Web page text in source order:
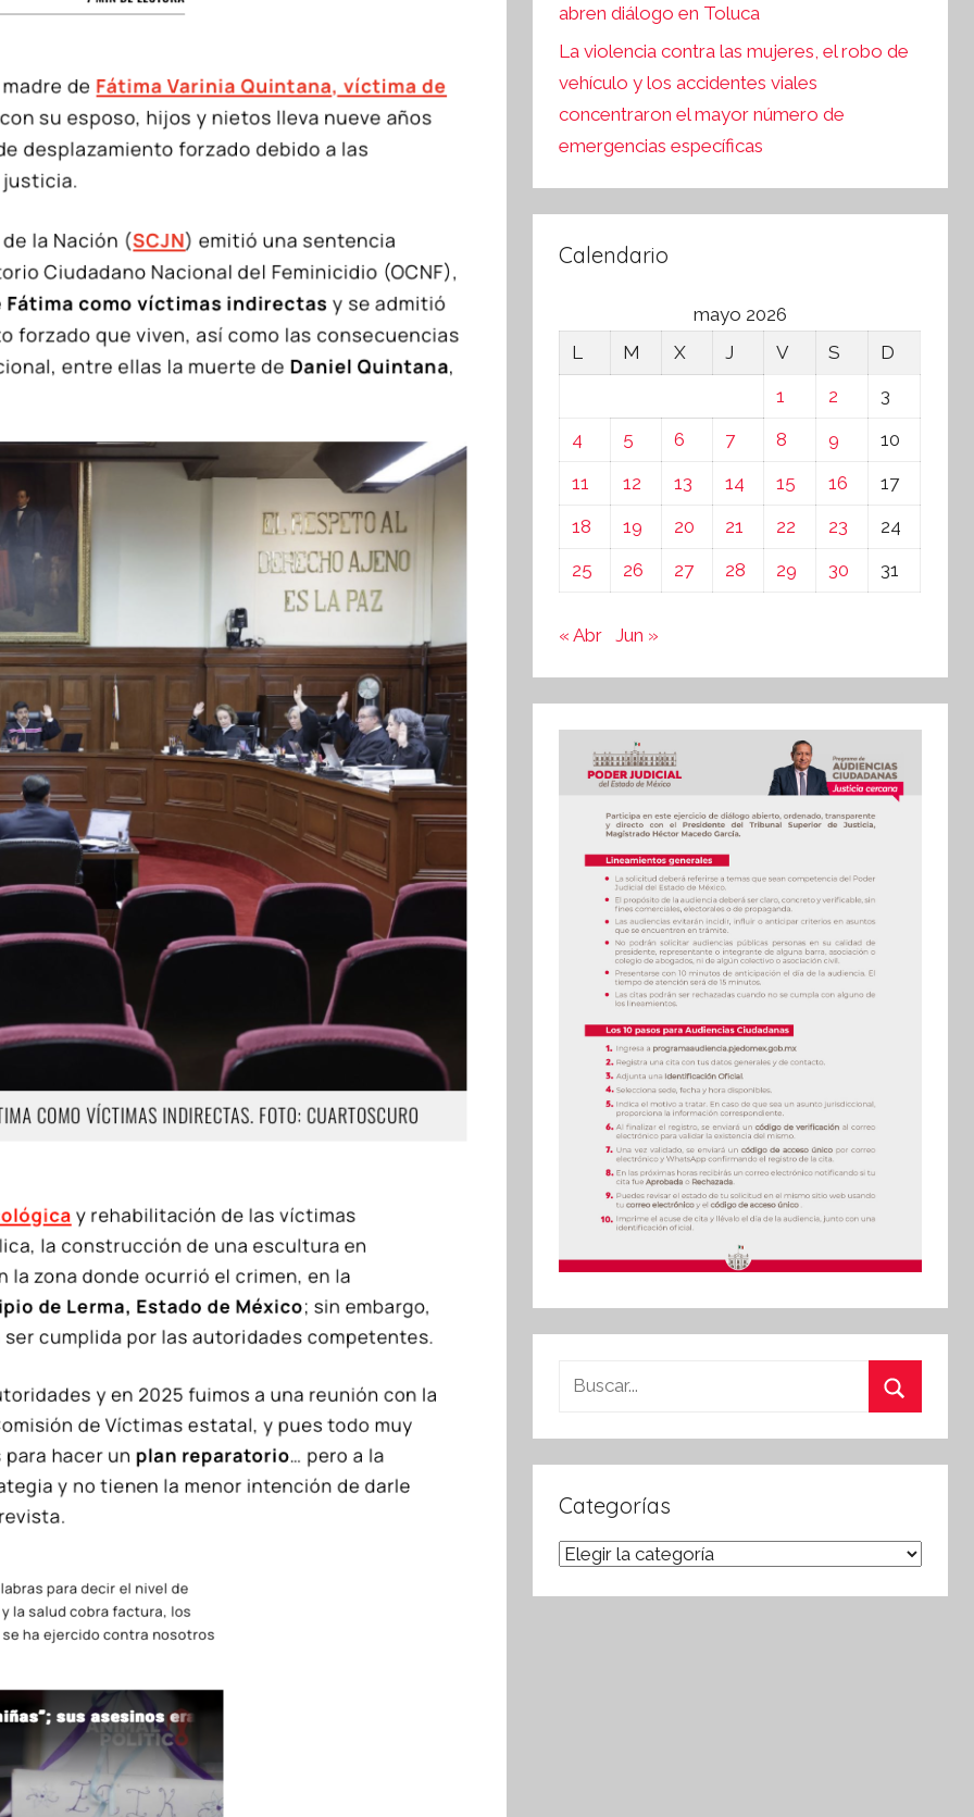
abren diálogo en Toluca
La violencia contra las mujeres, el robo de
vehículo y los accidentes viales
concentraron el mayor número de
emergencias específicas
Calendario
mayo 2026
L
M X J V S
D
1
2
3
4
5 6 7 8 9
10
11
12 13 14 15 16
17
18
19 20 21 22 23
24
25
26 27 28 29 30 31
« Abr Jun »
Buscar:
Categorías
Categorías